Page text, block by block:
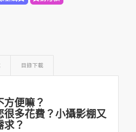
目錄下載
方便嘛？
很多花費？小攝影棚又
求？